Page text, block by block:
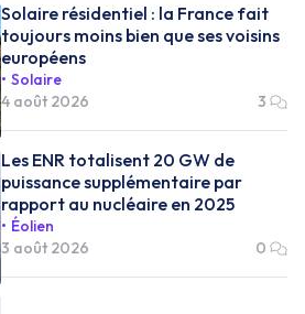
Solaire résidentiel : la France fait
toujours moins bien que ses voisins
européens
Solaire
4 août 2026
3
Les ENR totalisent 20 GW de
puissance supplémentaire par
rapport au nucléaire en 2025
Éolien
3 août 2026
0